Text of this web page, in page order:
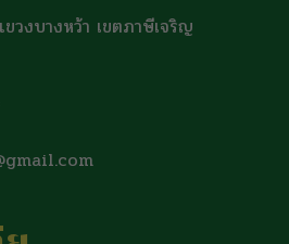
วงบางหว้า เขตภาษีเจริญ